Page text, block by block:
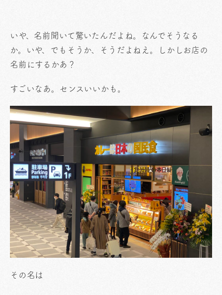
いや、名前聞いて驚いたんだよね。なんでそうなる
か。いや、でもそうか、そうだよねえ。しかしお店の
名前にするかあ？
すごいなあ。センスいいかも。
その名は